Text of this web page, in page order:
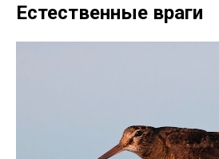
Естественные враги